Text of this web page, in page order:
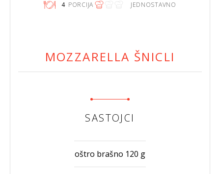
4 PORCIJA JEDNOSTAVNO
MOZZARELLA ŠNICLI
SASTOJCI
oštro brašno 120 g